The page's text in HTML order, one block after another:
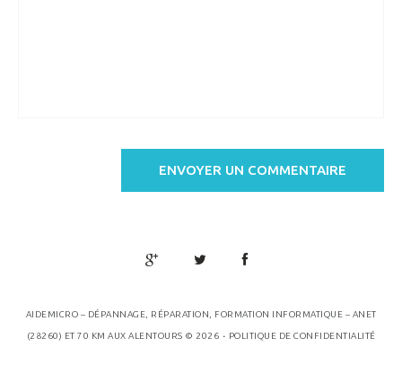
AIDEMICRO – DÉPANNAGE, RÉPARATION, FORMATION INFORMATIQUE – ANET
(28260) ET 70 KM AUX ALENTOURS © 2026 . POLITIQUE DE CONFIDENTIALITÉ